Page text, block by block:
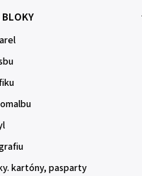
BLOKY
kartóny, pasparty